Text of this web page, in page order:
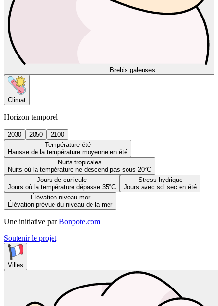
Brebis galeuses
Climat
Horizon temporel
2030 2050
2100
Température été
Hausse de la température moyenne en été
Nuits tropicales
Nuits où la température ne descend pas sous 20°C
Jours de canicule
Jours où la température dépasse 35°C
Stress hydrique
Jours avec sol sec en été
Élévation niveau mer
Élévation prévue du niveau de la mer
Une initiative par Bonpote.com
Soutenir le projet
Villes